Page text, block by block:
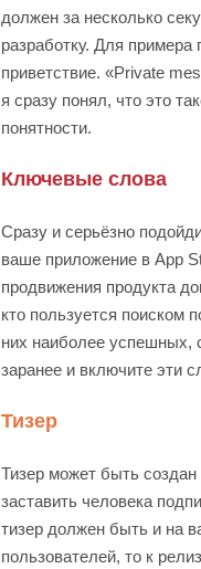
должен за несколько
разработку. Для
приветствие. «Private
я сразу понял, что это
понятности.
Ключевые слова
Сразу и серьёзно
ваше приложение в App
продвижения продукта
кто пользуется поиском
них наиболее успешных,
заранее и включите эти
Тизер
Тизер может быть создан
заставить человека
тизер должен быть и на
пользователей, то к